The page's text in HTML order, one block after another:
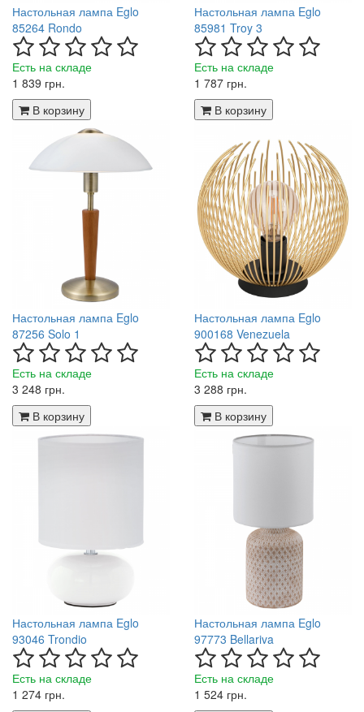
Настольная лампа Eglo
85264 Rondo
Есть на складе
1 839 грн.
В корзину
Настольная лампа Eglo
85981 Troy 3
Есть на складе
1 787 грн.
В корзину
Настольная лампа Eglo
87256 Solo 1
Есть на складе
3 248 грн.
В корзину
Настольная лампа Eglo
900168 Venezuela
Есть на складе
3 288 грн.
В корзину
Настольная лампа Eglo
93046 Trondio
Есть на складе
1 274 грн.
Настольная лампа Eglo
97773 Bellariva
Есть на складе
1 524 грн.